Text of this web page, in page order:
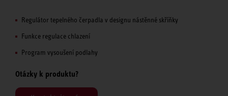
Regulátor tepelného čerpadla v designu nástěnné skříňky
Funkce regulace chlazení
Program vysoušení podlahy
Otázky k produktu?